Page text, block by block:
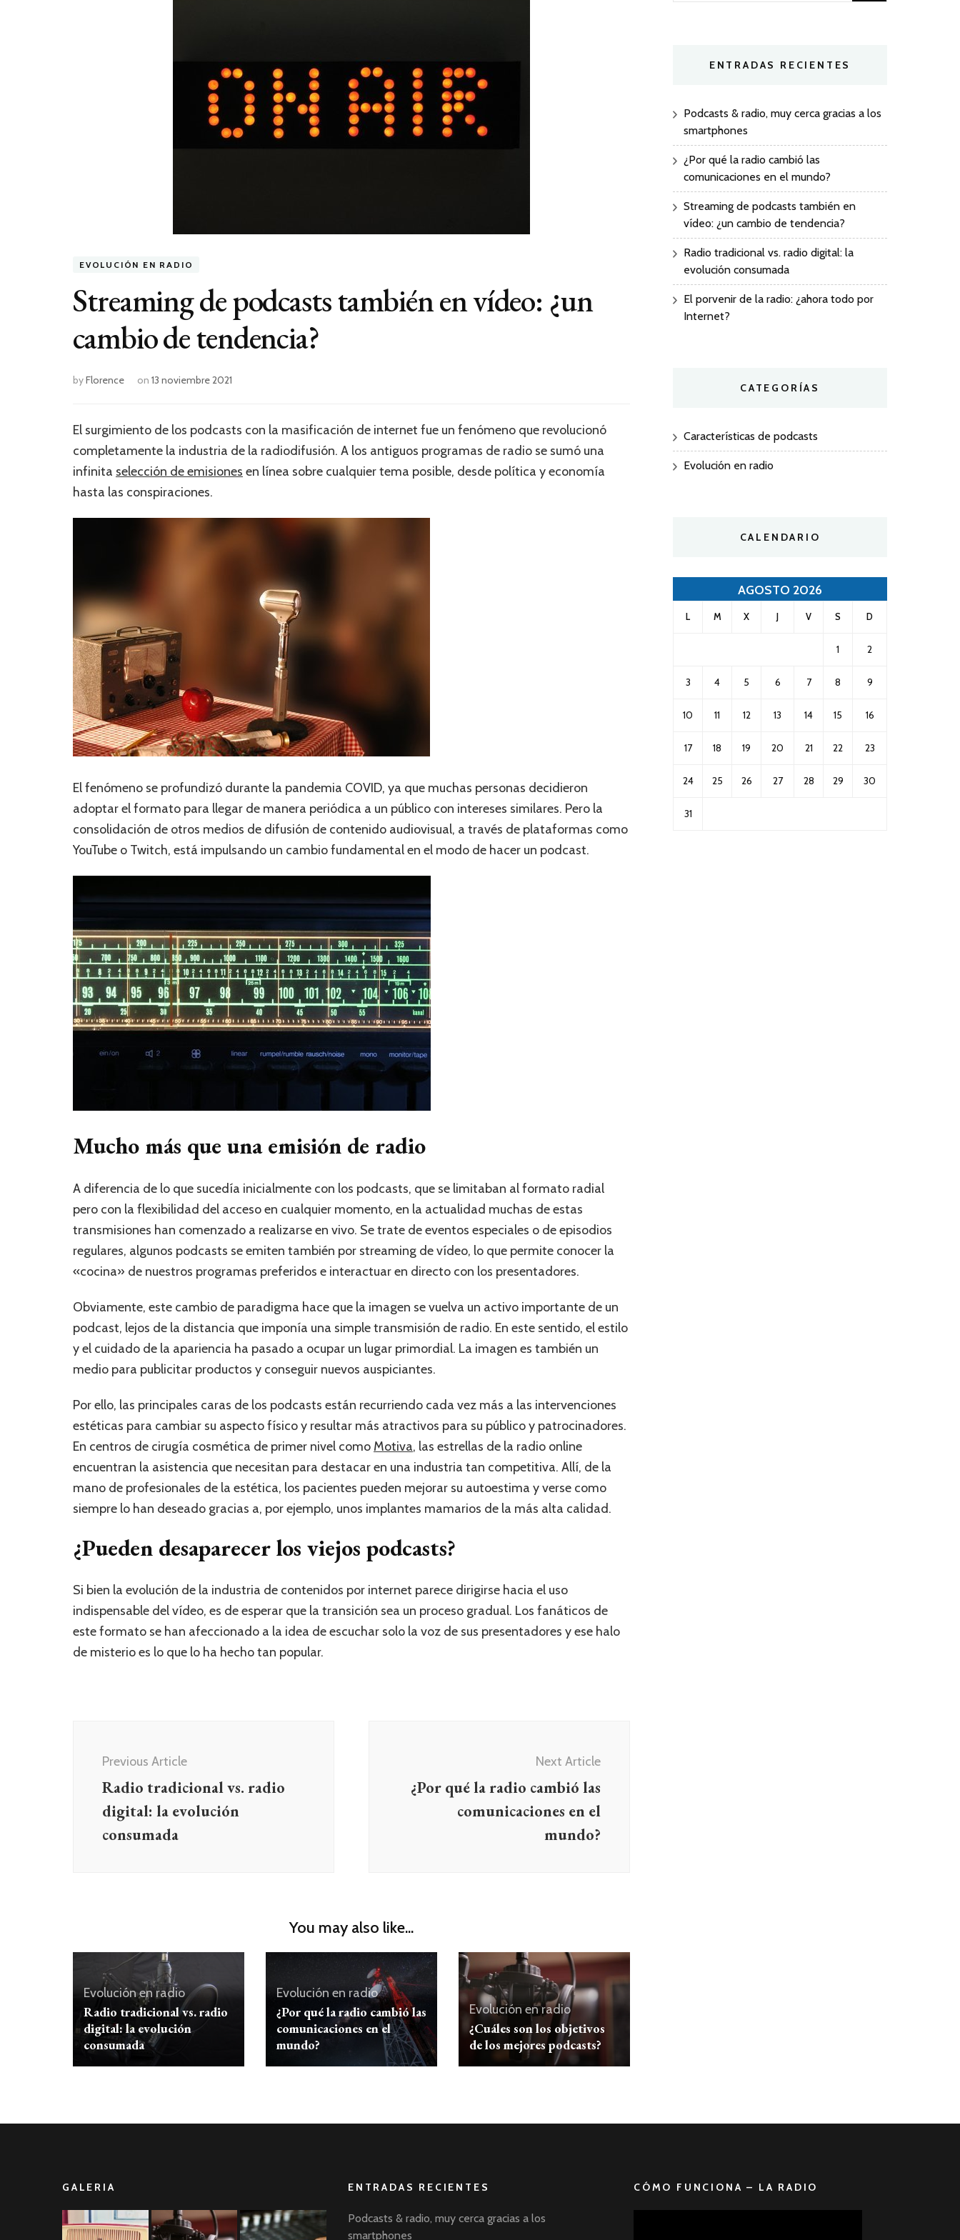
EVOLUCIÓN EN RADIO
Streaming de podcasts también en vídeo: ¿un
cambio de tendencia?
byFlorence on 13 noviembre 2021
El surgimiento de los podcasts con la masificación de internet fue un fenómeno que revolucionó
completamente la industria de la radiodifusión. A los antiguos programas de radio se sumó una
infinita selección de emisiones en línea sobre cualquier tema posible, desde política y economía
hasta las conspiraciones.
El fenómeno se profundizó durante la pandemia COVID, ya que muchas personas decidieron
adoptar el formato para llegar de manera periódica a un público con intereses similares. Pero la
consolidación de otros medios de difusión de contenido audiovisual, a través de plataformas como
YouTube o Twitch, está impulsando un cambio fundamental en el modo de hacer un podcast.
Mucho más que una emisión de radio
A diferencia de lo que sucedía inicialmente con los podcasts, que se limitaban al formato radial
pero con la flexibilidad del acceso en cualquier momento, en la actualidad muchas de estas
transmisiones han comenzado a realizarse en vivo. Se trate de eventos especiales o de episodios
regulares, algunos podcasts se emiten también por streaming de vídeo, lo que permite conocer la
«cocina» de nuestros programas preferidos e interactuar en directo con los presentadores.
Obviamente, este cambio de paradigma hace que la imagen se vuelva un activo importante de un
podcast, lejos de la distancia que imponía una simple transmisión de radio. En este sentido, el estilo
y el cuidado de la apariencia ha pasado a ocupar un lugar primordial. La imagen es también un
medio para publicitar productos y conseguir nuevos auspiciantes.
Por ello, las principales caras de los podcasts están recurriendo cada vez más a las intervenciones
estéticas para cambiar su aspecto físico y resultar más atractivos para su público y patrocinadores.
En centros de cirugía cosmética de primer nivel como Motiva, las estrellas de la radio online
encuentran la asistencia que necesitan para destacar en una industria tan competitiva. Allí, de la
mano de profesionales de la estética, los pacientes pueden mejorar su autoestima y verse como
siempre lo han deseado gracias a, por ejemplo, unos implantes mamarios de la más alta calidad.
¿Pueden desaparecer los viejos podcasts?
Si bien la evolución de la industria de contenidos por internet parece dirigirse hacia el uso
indispensable del vídeo, es de esperar que la transición sea un proceso gradual. Los fanáticos de
este formato se han afeccionado a la idea de escuchar solo la voz de sus presentadores y ese halo
de misterio es lo que lo ha hecho tan popular.
Navigation
Previous Article
Radio tradicional vs. radio
digital: la evolución
consumada
Next Article
¿Por qué la radio cambió las
comunicaciones en el
mundo?
You may also like...
Evolución en radio
Radio tradicional vs. radio
digital: la evolución
consumada
Evolución en radio
¿Por qué la radio cambió las
comunicaciones en el
mundo?
Evolución en radio
¿Cuáles son los objetivos
de los mejores podcasts?
ENTRADAS RECIENTES
Podcasts & radio, muy cerca gracias a los
smartphones
¿Por qué la radio cambió las
comunicaciones en el mundo?
Streaming de podcasts también en
vídeo: ¿un cambio de tendencia?
Radio tradicional vs. radio digital: la
evolución consumada
El porvenir de la radio: ¿ahora todo por
Internet?
CATEGORÍAS
Características de podcasts
Evolución en radio
CALENDARIO
AGOSTO 2026
L M X J V S D
1 2
3 4 5 6 7 8 9
10 11 12 13 14 15 16
17 18 19 20 21 22 23
24 25 26 27 28 29 30
31
GALERIA ENTRADAS RECIENTES
Podcasts & radio, muy cerca gracias a los
smartphones
CÓMO FUNCIONA – LA RADIO